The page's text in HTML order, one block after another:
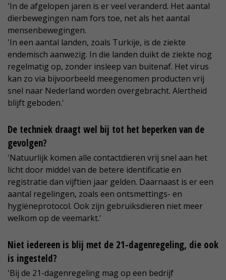
'In de afgelopen jaren is er veel veranderd. Het aantal
dierbewegingen nam fors toe, net als het aantal
mensenbewegingen.
'In een aantal landen, zoals Turkije, is de ziekte
endemisch aanwezig. In die landen duikt de ziekte nog
regelmatig op, zonder insleep van buitenaf. Het virus
kan zo via bijvoorbeeld meegenomen producten vrij
snel naar Nederland worden overgebracht. Alertheid
blijft geboden.'
De techniek draagt wel bij tot het beperken van de
gevolgen?
'Natuurlijk komen alle contactdieren vrij snel aan het
licht door middel van de betere identificatie en
registratie dan vijftien jaar gelden. Daarnaast is er een
aantal regelingen, zoals een ontsmettings- en
hygiëneprotocol. Ook zijn gebruiksdieren niet meer
welkom op de veemarkt.'
Niet iedereen is blij met de 21-dagenregeling, die ook
is ingesteld?
'Bij de 21-dagenregeling mag op een bedrijf